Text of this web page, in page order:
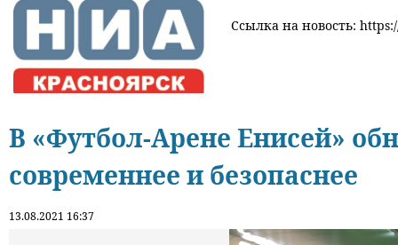
Ссылка на новость:
В «Футбол-Арене Енисей»
современнее и безопаснее
13.08.2021 16:37